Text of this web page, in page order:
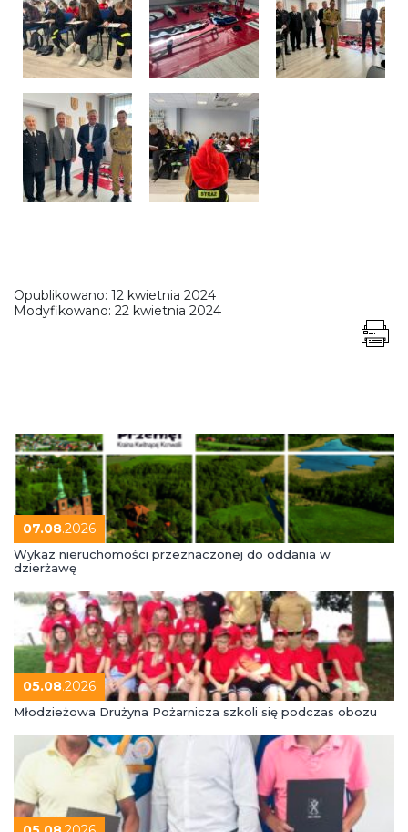
Opublikowano: 12 kwietnia 2024
Modyfikowano: 22 kwietnia 2024
07.08.2026
Wykaz nieruchomości przeznaczonej do oddania w
dzierżawę
05.08.2026
Młodzieżowa Drużyna Pożarnicza szkoli się podczas obozu